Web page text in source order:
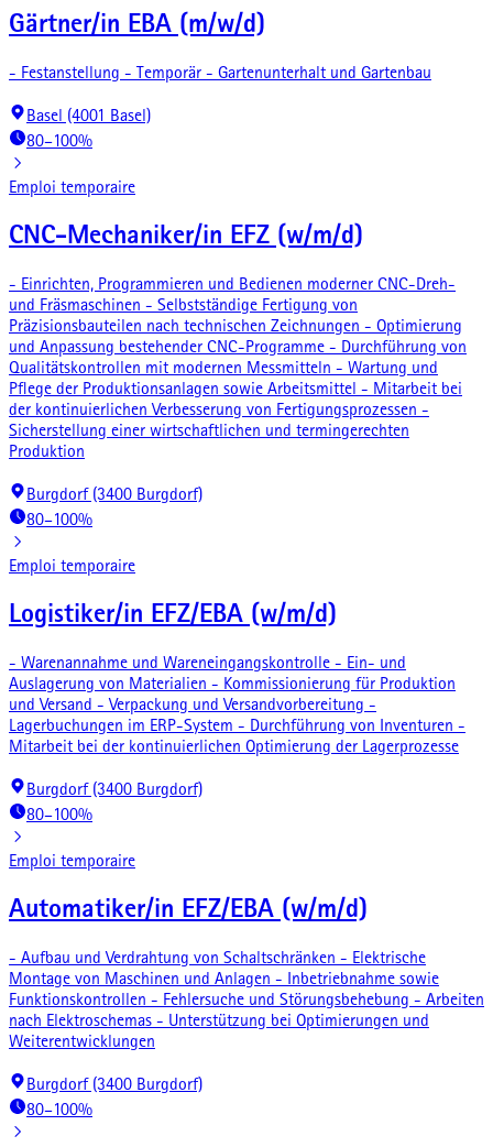
Gärtner/in EBA (m/w/d)
- Festanstellung - Temporär - Gartenunterhalt und Gartenbau
Basel (4001 Basel)
80–100%
Emploi temporaire
CNC-Mechaniker/in EFZ (w/m/d)
- Einrichten, Programmieren und Bedienen moderner CNC-Dreh-
und Fräsmaschinen - Selbstständige Fertigung von
Präzisionsbauteilen nach technischen Zeichnungen - Optimierung
und Anpassung bestehender CNC-Programme - Durchführung von
Qualitätskontrollen mit modernen Messmitteln - Wartung und
Pflege der Produktionsanlagen sowie Arbeitsmittel - Mitarbeit bei
der kontinuierlichen Verbesserung von Fertigungsprozessen -
Sicherstellung einer wirtschaftlichen und termingerechten
Produktion
Burgdorf (3400 Burgdorf)
80–100%
Emploi temporaire
Logistiker/in EFZ/EBA (w/m/d)
- Warenannahme und Wareneingangskontrolle - Ein- und
Auslagerung von Materialien - Kommissionierung für Produktion
und Versand - Verpackung und Versandvorbereitung -
Lagerbuchungen im ERP-System - Durchführung von Inventuren -
Mitarbeit bei der kontinuierlichen Optimierung der Lagerprozesse
Burgdorf (3400 Burgdorf)
80–100%
Emploi temporaire
Automatiker/in EFZ/EBA (w/m/d)
- Aufbau und Verdrahtung von Schaltschränken - Elektrische
Montage von Maschinen und Anlagen - Inbetriebnahme sowie
Funktionskontrollen - Fehlersuche und Störungsbehebung - Arbeiten
nach Elektroschemas - Unterstützung bei Optimierungen und
Weiterentwicklungen
Burgdorf (3400 Burgdorf)
80–100%